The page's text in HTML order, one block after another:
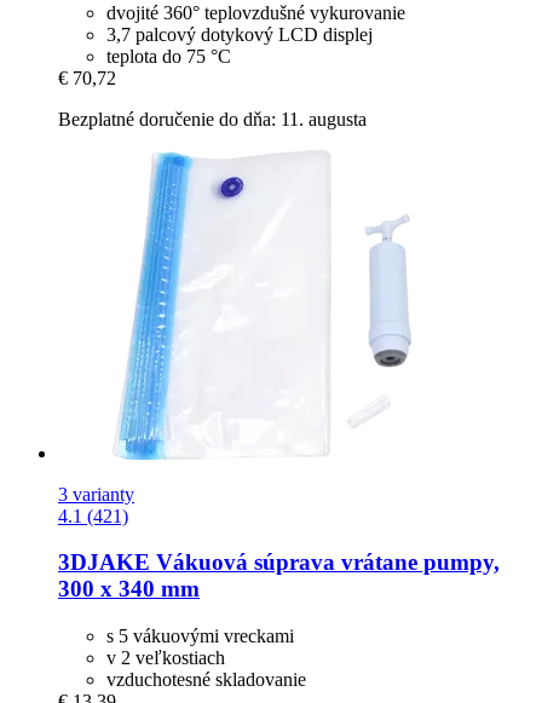
dvojité 360° teplovzdušné vykurovanie
3,7 palcový dotykový LCD displej
teplota do 75 °C
€ 70,72
Bezplatné doručenie do dňa: 11. augusta
3 varianty
4.1 (421)
3DJAKE Vákuová súprava vrátane pumpy,
300 x 340 mm
s 5 vákuovými vreckami
v 2 veľkostiach
vzduchotesné skladovanie